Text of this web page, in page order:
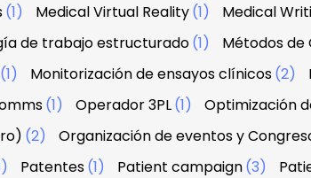
(1) Medical Virtual Reality(1) Medical
de trabajo estructurado(1) Métodos de
(1) Monitorización de ensayos clínicos(2)
(1) Operador 3PL(1) Optimización
(2) Organización de eventos y
Patentes(1) Patient campaign(3)